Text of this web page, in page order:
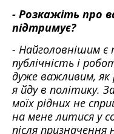
- Розкажіть про
підтримує?
- Найголовнішим є
публічність і
дуже важливим, як
я йду в політику.
моїх рідних не
на мене литися у
після